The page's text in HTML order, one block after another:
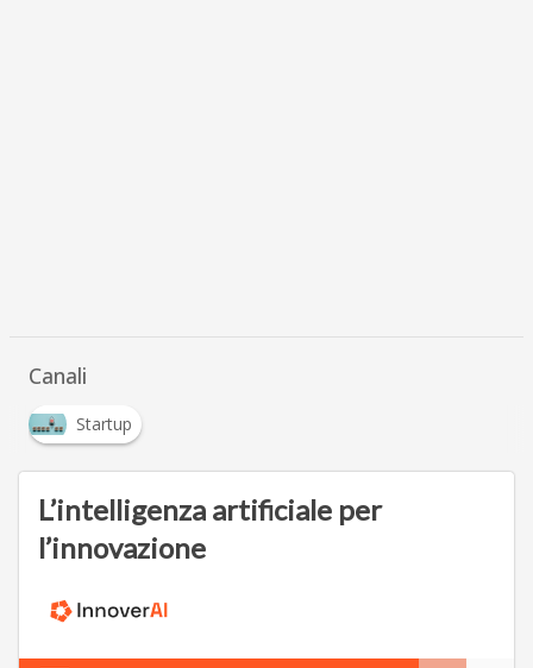
Canali
Startup
L’intelligenza artificiale per
l’innovazione